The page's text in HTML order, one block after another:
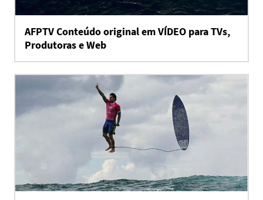
AFPTV Conteúdo original em VÍDEO para TVs,
Produtoras e Web